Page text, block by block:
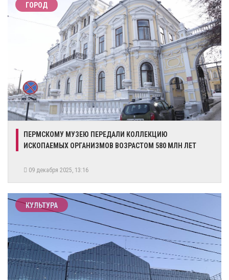
ГОРОД
ПЕРМСКОМУ МУЗЕЮ ПЕРЕДАЛИ КОЛЛЕКЦИЮ
ИСКОПАЕМЫХ ОРГАНИЗМОВ ВОЗРАСТОМ 580 МЛН ЛЕТ
09 декабря 2025, 13:16
КУЛЬТУРА